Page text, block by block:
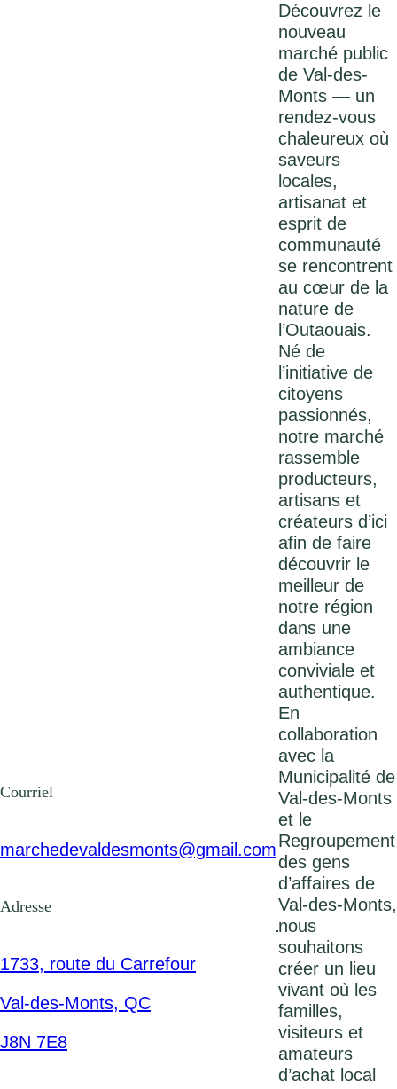
Courriel
marchedevaldesmonts@gmail.com
Adresse
1733, route du Carrefour
Val-des-Monts, QC
J8N 7E8
Découvrez le
nouveau
marché public
de Val-des-
Monts — un
rendez-vous
chaleureux où
saveurs
locales,
artisanat et
esprit de
communauté
se rencontrent
au cœur de la
nature de
l’Outaouais.
Né de
l’initiative de
citoyens
passionnés,
notre marché
rassemble
producteurs,
artisans et
créateurs d’ici
afin de faire
découvrir le
meilleur de
notre région
dans une
ambiance
conviviale et
authentique.
En
collaboration
avec la
Municipalité de
Val-des-Monts
et le
Regroupement
des gens
d’affaires de
Val-des-Monts,
nous
souhaitons
créer un lieu
vivant où les
familles,
visiteurs et
amateurs
d’achat local